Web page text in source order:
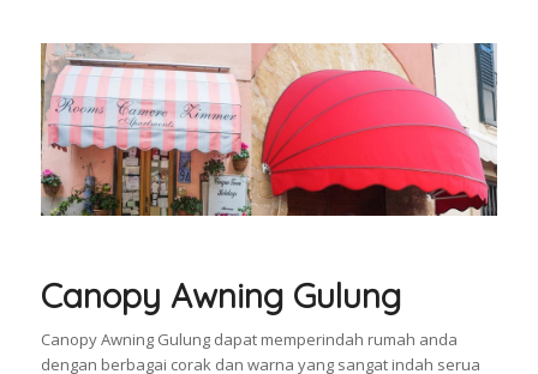
Canopy Awning Gulung
Canopy Awning Gulung dapat memperindah rumah anda
dengan berbagai corak dan warna yang sangat indah serua